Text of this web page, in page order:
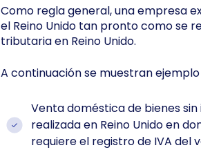
Como regla general, una empresa
el Reino Unido tan pronto como se
tributaria en Reino Unido.
A continuación se muestran
Venta doméstica de bienes
realizada en Reino Unido en
requiere el registro de IVA del